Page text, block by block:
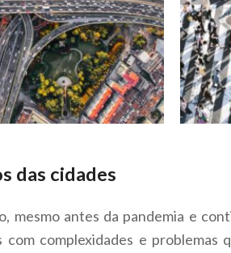
das cidades
mesmo antes da pandemia e
com complexidades e